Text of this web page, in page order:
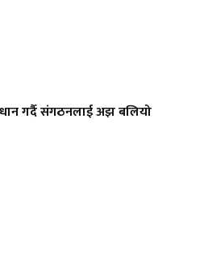
गर्दै संगठनलाई अझ बलियो